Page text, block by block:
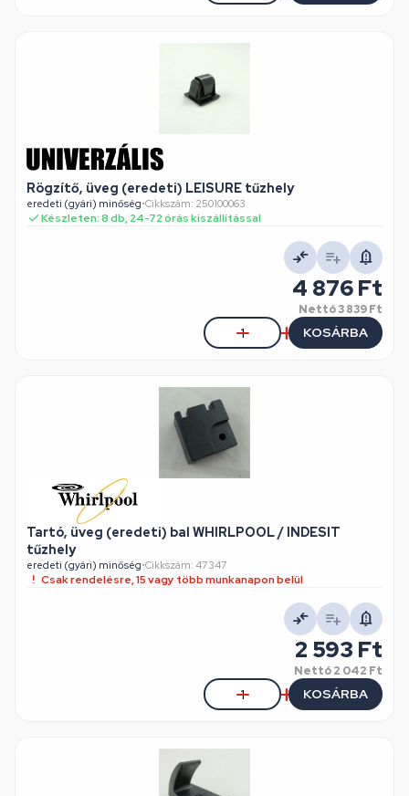
Rögzítő, üveg (eredeti) LEISURE tűzhely
eredeti (gyári) minőség•Cikkszám: 250100063
Készleten: 8 db, 24-72 órás kiszállítással
4 876 Ft
Nettó3 839 Ft
KOSÁRBA
Tartó, üveg (eredeti) bal WHIRLPOOL / INDESIT
tűzhely
eredeti (gyári) minőség•Cikkszám: 47347
Csak rendelésre, 15 vagy több munkanapon belül
2 593 Ft
Nettó2 042 Ft
KOSÁRBA